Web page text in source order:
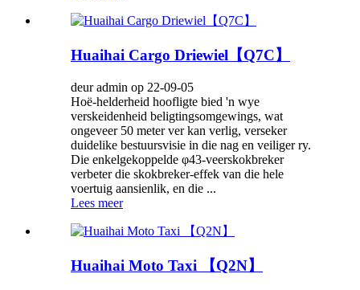
Huaihai Cargo Driewiel【Q7C】
deur admin op 22-09-05
Hoë-helderheid hoofligte bied 'n wye
verskeidenheid beligtingsomgewings, wat
ongeveer 50 meter ver kan verlig, verseker
duidelike bestuursvisie in die nag en veiliger ry.
Die enkelgekoppelde φ43-veerskokbreker
verbeter die skokbreker-effek van die hele
voertuig aansienlik, en die ...
Lees meer
Huaihai Moto Taxi 【Q2N】